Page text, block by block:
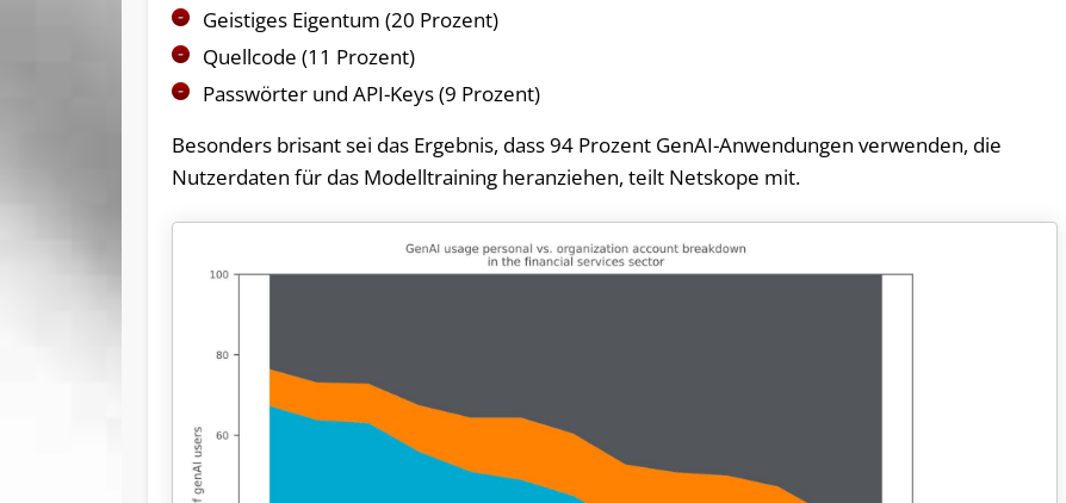
Geistiges Eigentum (20 Prozent)
Quellcode (11 Prozent)
Passwörter und API-Keys (9 Prozent)
Besonders brisant sei das Ergebnis, dass 94 Prozent GenAI-Anwendungen verwenden, die
Nutzerdaten für das Modelltraining heranziehen, teilt Netskope mit.